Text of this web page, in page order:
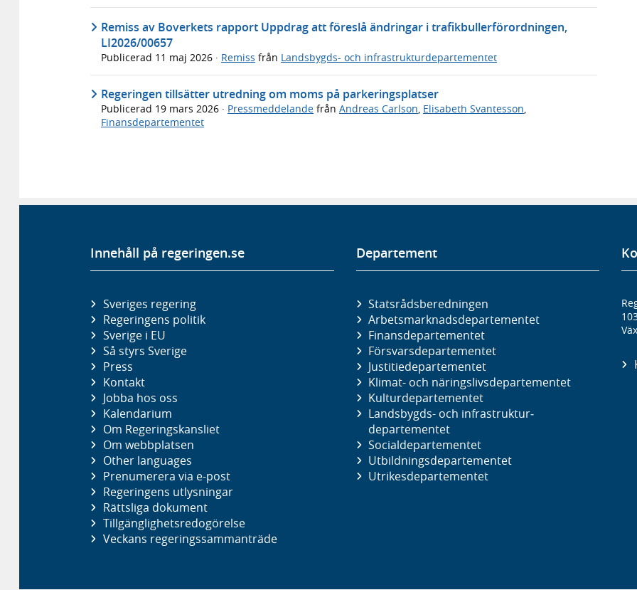
Remiss av Boverkets rapport Uppdrag att föreslå ändringar i trafikbullerförordningen,
LI2026/00657
Publicerad 11 maj 2026 · Remiss från Landsbygds- och infrastrukturdepartementet
Regeringen tillsätter utredning om moms på parkeringsplatser
Publicerad 19 mars 2026 · Pressmeddelande från Andreas Carlson, Elisabeth Svantesson,
Finansdepartementet
Innehåll på regeringen.se
Sveriges regering
Regeringens politik
Sverige i EU
Så styrs Sverige
Press
Kontakt
Jobba hos oss
Kalendarium
Om Regeringskansliet
Om webbplatsen
Other languages
Prenumerera via e-post
Regeringens utlysningar
Rättsliga dokument
Tillgänglighetsredogörelse
Veckans regeringssammanträde
Departement
Statsrådsberedningen
Arbetsmarknads­departementet
Finans­departementet
Försvars­departementet
Justitie­departementet
Klimat- och näringslivs­departementet
Kultur­departementet
Landsbygds- och infrastruktur­
departementet
Social­departementet
Utbildnings­departementet
Utrikes­departementet